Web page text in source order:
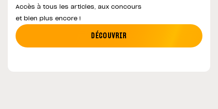
Accès à tous les articles, aux concours
et bien plus encore !
DÉCOUVRIR